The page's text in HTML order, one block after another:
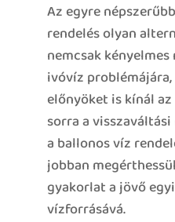
Az egyre
rendelés olyan
nemcsak
ivóvíz
előnyöket is kínál
sorra a
a ballonos víz
jobban
gyakorlat a jövő
vízforrásává.